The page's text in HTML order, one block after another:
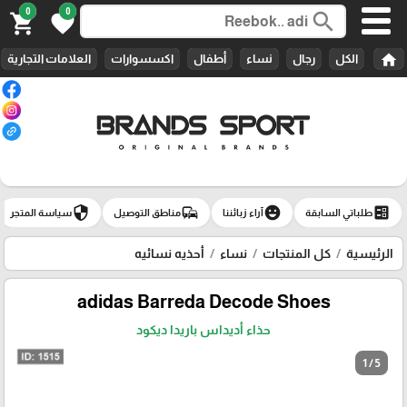
search
0
favorite
0
shopping_cart
home الكل رجال نساء أطفال اكسسوارات العلامات التجارية
ballotطلباتي السابقة emoji_emotionsآراء زبائننا commuteمناطق التوصيل securityسياسة المتجر
الرئيسية كل المنتجات نساء أحذيه نسائيه
adidas Barreda Decode Shoes
حذاء أديداس باريدا ديكود
1 / 5